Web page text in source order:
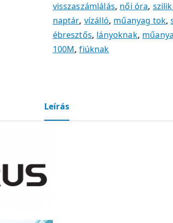
visszaszámlálás, női óra,
naptár, vízálló, műanyag tok,
ébresztős, lányoknak,
100M,fiúknak
Leírás